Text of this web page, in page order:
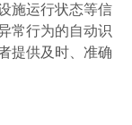
施运行状态等信
常行为的自动识
提供及时、准确